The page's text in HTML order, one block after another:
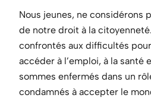
Nous jeunes, ne considérons
de notre droit à la
confrontés aux difficultés
accéder à l’emploi, à la santé
sommes enfermés dans un
condamnés à accepter le